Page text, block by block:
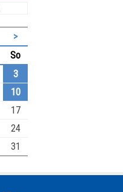
>
Sonntag
3
10
17
24
31